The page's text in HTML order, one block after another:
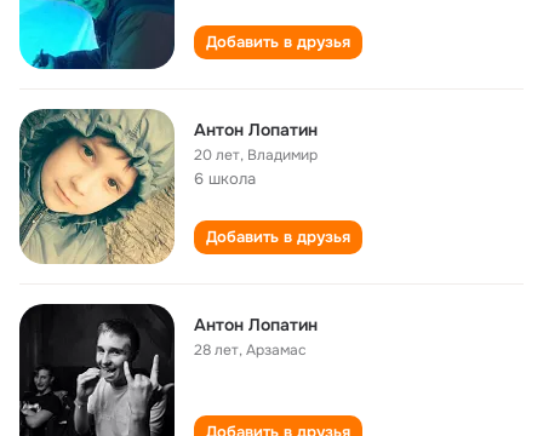
Добавить в друзья
Антон Лопатин
20 лет, Владимир
6 школа
Добавить в друзья
Антон Лопатин
28 лет,Арзамас
Добавить в друзья